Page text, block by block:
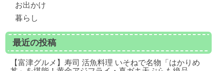
お出かけ
暮らし
最近の投稿
【富津グルメ】寿司 活魚料理 いそねで名物「はかりめ